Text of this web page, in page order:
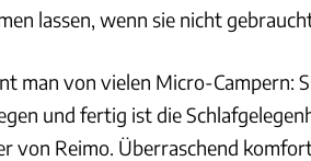
lassen, wenn sie nicht
man von vielen Micro-Campern:
und fertig ist die
von Reimo. Überraschend